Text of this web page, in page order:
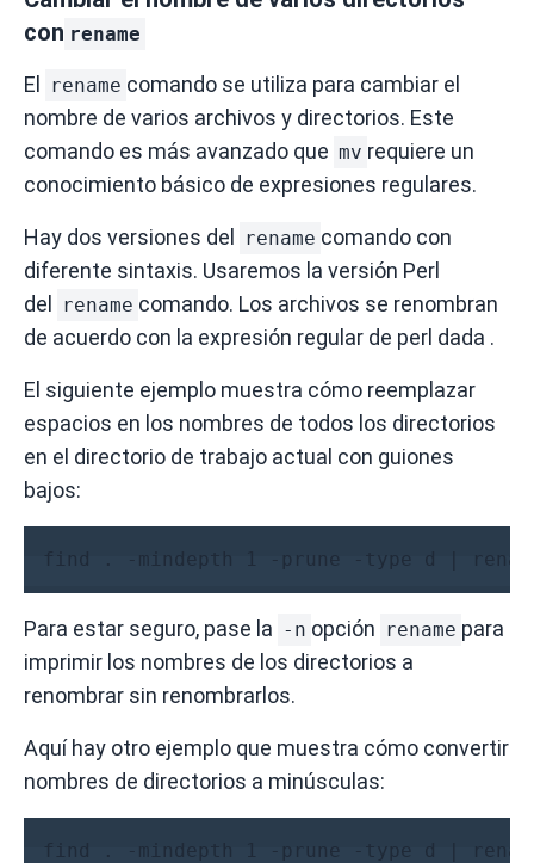
con rename
El rename comando se utiliza para cambiar el
nombre de varios archivos y directorios. Este
comando es más avanzado que mv requiere un
conocimiento básico de expresiones regulares.
Hay dos versiones del rename comando con
diferente sintaxis. Usaremos la versión Perl
del
rename comando. Los archivos se renombran
de acuerdo con la expresión regular de perl dada .
El siguiente ejemplo muestra cómo reemplazar
espacios en los nombres de todos los directorios
en el directorio de trabajo actual con guiones
bajos:
find . -mindepth 1 -prune -type d |
Para estar seguro, pase la -n opción rename para
imprimir los nombres de los directorios a
renombrar sin renombrarlos.
Aquí hay otro ejemplo que muestra cómo convertir
nombres de directorios a minúsculas:
find . -mindepth 1 -prune -type d |